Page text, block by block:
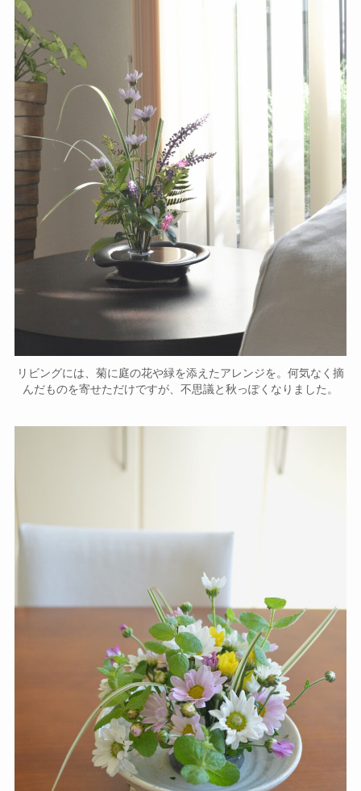
リビングには、菊に庭の花や緑を添えたアレンジを。何気なく摘
んだものを寄せただけですが、不思議と秋っぽくなりました。